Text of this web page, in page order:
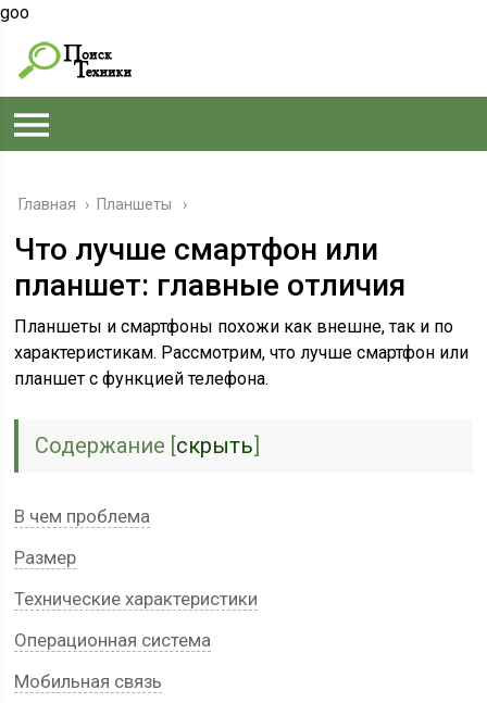
goo
Главная › Планшеты
Что лучше смартфон или
планшет: главные отличия
Планшеты и смартфоны похожи как внешне, так и по
характеристикам. Рассмотрим, что лучше смартфон или
планшет с функцией телефона.
Содержание [скрыть]
В чем проблема
Размер
Технические характеристики
Операционная система
Мобильная связь